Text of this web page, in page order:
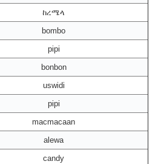
ከረሜላ
bombo
pipi
bonbon
uswidi
pipi
macmacaan
alewa
candy